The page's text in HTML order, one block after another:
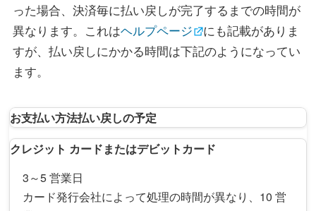
った場合、決済毎に払い戻しが完了するまでの時間が
異なります。これはヘルプページ
にも記載がありま
すが、払い戻しにかかる時間は下記のようになってい
ます。
お支払い方法払い戻しの予定
クレジット カードまたはデビットカード
3～5 営業日
カード発行会社によって処理の時間が異なり、10 営